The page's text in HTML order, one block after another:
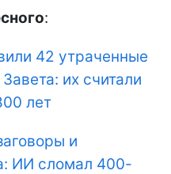
:
42 утраченные
их считали
лет
и
ИИ сломал 400-